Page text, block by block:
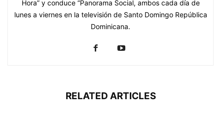
Hora” y conduce “Panorama Social, ambos cada día de
lunes a viernes en la televisión de Santo Domingo República
Dominicana.
RELATED ARTICLES